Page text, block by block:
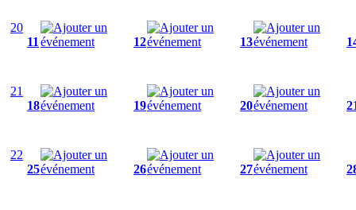
20
11
12 13
21
18
19 20
22
25
26 27